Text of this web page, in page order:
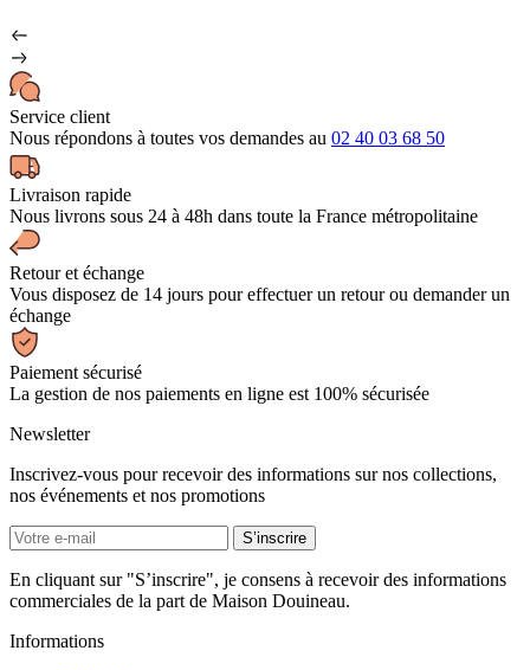
Service client
Nous répondons à toutes vos demandes au 02 40 03 68 50
Livraison rapide
Nous livrons sous 24 à 48h dans toute la France métropolitaine
Retour et échange
Vous disposez de 14 jours pour effectuer un retour ou demander un
échange
Paiement sécurisé
La gestion de nos paiements en ligne est 100% sécurisée
Newsletter
Inscrivez-vous pour recevoir des informations sur nos collections,
nos événements et nos promotions
En cliquant sur "S’inscrire", je consens à recevoir des informations
commerciales de la part de Maison Douineau.
Informations